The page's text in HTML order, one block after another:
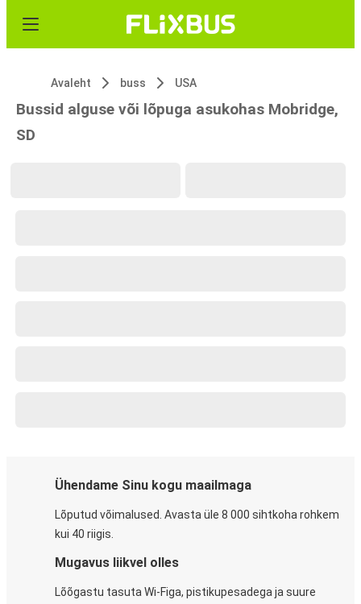
Avaleht buss USA
Bussid alguse või lõpuga asukohas Mobridge,
SD
Ühendame Sinu kogu maailmaga
Lõputud võimalused. Avasta üle 8 000 sihtkoha rohkem
kui 40 riigis.
Mugavus liikvel olles
Lõõgastu tasuta Wi-Figa, pistikupesadega ja suure